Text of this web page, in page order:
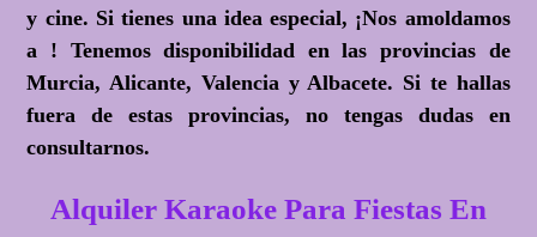
y cine. Si tienes una idea especial, ¡Nos amoldamos
a ! Tenemos disponibilidad en las provincias de
Murcia, Alicante, Valencia y Albacete. Si te hallas
fuera de estas provincias, no tengas dudas en
consultarnos.
Alquiler Karaoke Para Fiestas En